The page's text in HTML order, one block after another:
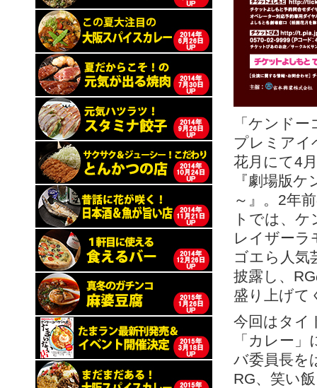
「ケンド
プレミアイ
花月にて4
『劇場版
～』。2年
トでは、
レイザーラ
ゴエら人気
披露し、
盛り上げて
今回はタイ
「カレー
バ委員長を
RG、笑い